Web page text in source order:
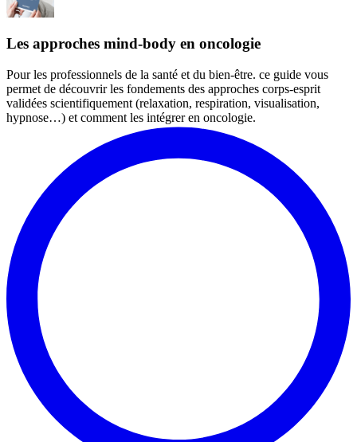
Les approches mind-body en oncologie
Pour les professionnels de la santé et du bien-être. ce guide vous
permet de découvrir les fondements des approches corps-esprit
validées scientifiquement (relaxation, respiration, visualisation,
hypnose…) et comment les intégrer en oncologie.